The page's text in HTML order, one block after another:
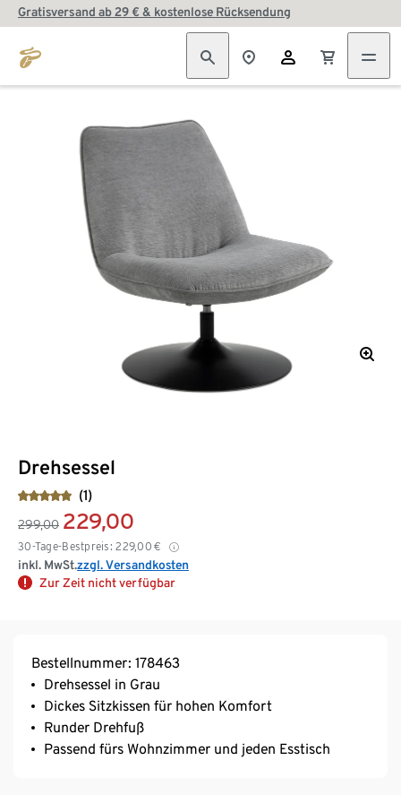
Gratisversand ab 29 € & kostenlose Rücksendung
Drehsessel
(1)
299,00 229,00
30-Tage-Bestpreis: 229,00 €
inkl. MwSt.zzgl. Versandkosten
Zur Zeit nicht verfügbar
Bestellnummer: 178463
Drehsessel in Grau
Dickes Sitzkissen für hohen Komfort
Runder Drehfuß
Passend fürs Wohnzimmer und jeden Esstisch